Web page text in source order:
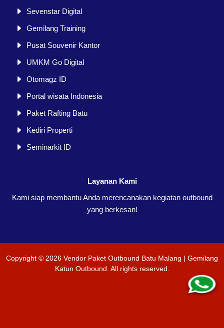
Sevenstar Digital
Gemilang Training
Pusat Souvenir Kantor
UMKM Go Digital
Otomagz ID
Portal wisata Indonesia
Paket Rafting Batu
Kediri Properti
Seminarkit ID
Layanan Kami
Kami siap membantu Anda merencanakan kegiatan outbound
yang berkesan!
Copyright © 2026 Vendor Paket Outbound Batu Malang | Gemilang
Katun Outbound. All rights reserved.